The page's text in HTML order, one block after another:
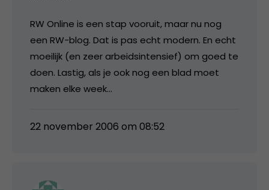
RW Online is een stap vooruit, maar nu nog
een RW-blog. Dat is pas echt modern. En echt
moeilijk (en zeer arbeidsintensief) om goed te
doen. Lastig, als je ook nog een blad moet
maken elke week…
22 november 2006 om 08:52